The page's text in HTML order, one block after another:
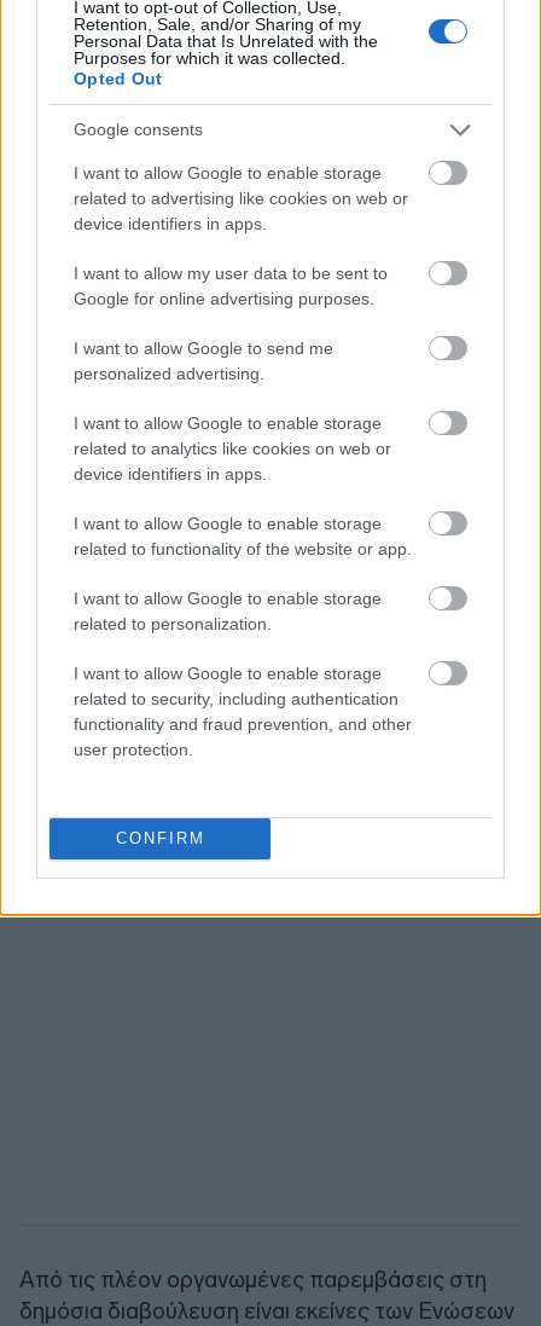
I want to opt-out of Collection, Use,
Retention, Sale, and/or Sharing of my
Personal Data that Is Unrelated with the
Purposes for which it was collected.
Opted Out
Google consents
I want to allow Google to enable storage
related to advertising like cookies on web or
device identifiers in apps.
I want to allow my user data to be sent to
Google for online advertising purposes.
I want to allow Google to send me
personalized advertising.
I want to allow Google to enable storage
related to analytics like cookies on web or
device identifiers in apps.
I want to allow Google to enable storage
related to functionality of the website or app.
I want to allow Google to enable storage
related to personalization.
I want to allow Google to enable storage
related to security, including authentication
functionality and fraud prevention, and other
user protection.
CONFIRM
Οι συγκεκριμένες διατάξεις εξαιρούν τους
απασχολούμενους στους βρεφονηπιακούς και
παιδικούς σταθμούς, με δεκάδες συμβασιούχους
που απασχολούνται στις Κοινωνικές Δομές για
την Αντιμετώπιση της Φτώχειας (Δομές Αστέγων,
Δομές Παροχής Βασικών Αγαθών, Κέντρα
μεταχείριση. Όπως επισημαίνουν, οι
κρίσιμες κοινωνικές ανάγκες, λειτουργούν επί
σειρά ετών με χρηματοδότηση από εθνικούς και
ευρωπαϊκούς πόρους και στελεχώνονται από
εργαζομένους με πολυετή εμπειρία.
Από τις πλέον οργανωμένες παρεμβάσεις στη
δημόσια διαβούλευση είναι εκείνες των Ενώσεων